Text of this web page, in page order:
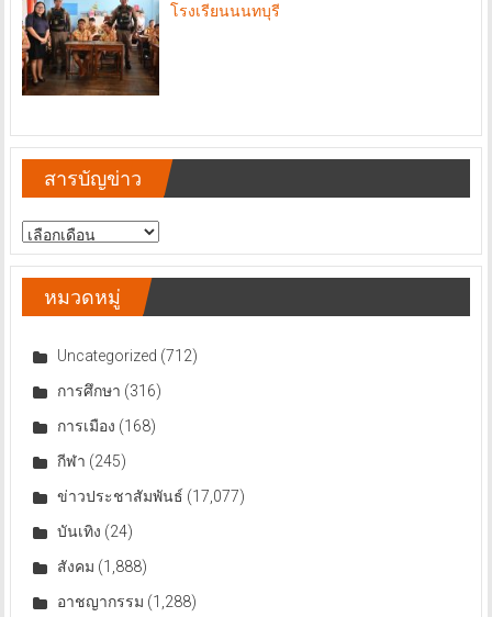
โรงเรียนนนทบุรี
สารบัญข่าว
สารบัญ
ข่าว
หมวดหมู่
Uncategorized (712)
การศึกษา (316)
การเมือง (168)
กีฬา (245)
ข่าวประชาสัมพันธ์ (17,077)
บันเทิง (24)
สังคม (1,888)
อาชญากรรม (1,288)